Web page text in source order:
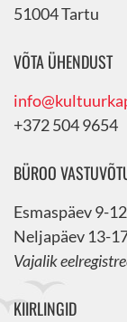
51004 Tartu
VÕTA ÜHENDUST
+372 504 9654
BÜROO
Esmaspäev 9-12
Neljapäev 13-
Vajalik
KIIRLINGID